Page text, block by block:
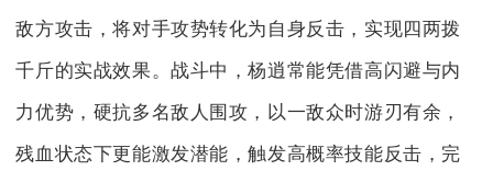
敌方攻击，将对手攻势转化为自身反击，实现四两拨
千斤的实战效果。战斗中，杨逍常能凭借高闪避与内
力优势，硬抗多名敌人围攻，以一敌众时游刃有余，
残血状态下更能激发潜能，触发高概率技能反击，完